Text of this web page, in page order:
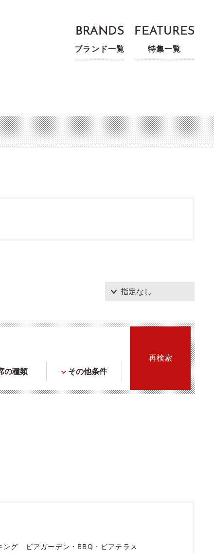
BRANDS
ブランド一覧
FEATURES
特集一覧
の種類 その他条件
ング
ビアガーデン・BBQ・ビアテラス